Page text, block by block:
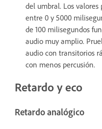
del umbral. Los
entre 0 y 5000
de 100 milisegundos
audio muy amplio.
audio con transitorios
con menos percusión.
Retardo y eco
Retardo analógico